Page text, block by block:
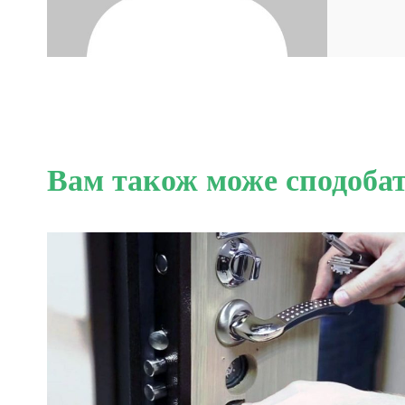
Вам також може